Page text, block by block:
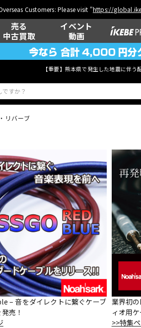
Customers: Please visit "https://
売る
中古買取
イベント
動画
【重要】熊本県で発生した地震に伴う
管楽器
DTM オンラ
イン納品
ジ
リバーブ
– 音をダイレクトに繋ぐケーブ
売！
業界初
ィオ用
>>特集